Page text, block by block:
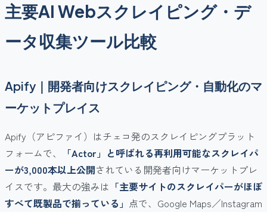
主要AI Webスクレイピング・デ
ータ収集ツール比較
Apify｜開発者向けスクレイピング・自動化のマ
ーケットプレイス
Apify（アピファイ）はチェコ発のスクレイピングプラット
フォームで、
「Actor」と呼ばれる再利用可能なスクレイパ
ーが3,000本以上公開されている開発者向けマーケットプレ
イスです。最大の強みは 「主要サイトのスクレイパーがほぼ
すべて既製品で揃っている」 点で、Google Maps／Instagram